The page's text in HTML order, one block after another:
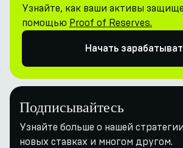
Узнайте, как ваши активы
помощью Proof of Reserves.
Начать
Подписывайтесь
Узнайте больше о нашей
новых ставках и многом другом.